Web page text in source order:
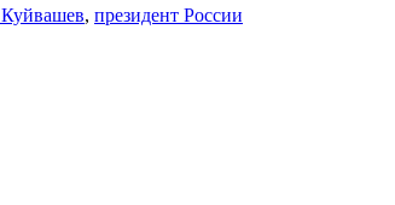
, президент России